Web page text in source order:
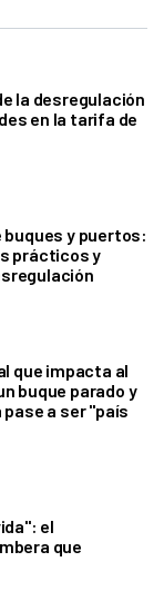
la desregulación
en la tarifa de
buques y puertos:
prácticos y
que impacta al
buque parado y
a ser "país
el
que